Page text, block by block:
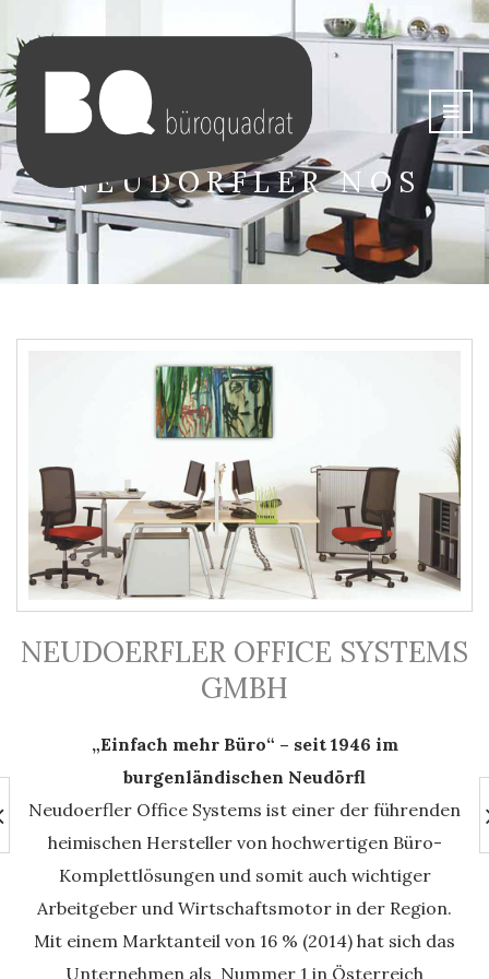
NEUDÖRFLER NOS
NEUDOERFLER OFFICE SYSTEMS
GMBH
„Einfach mehr Büro“ – seit 1946 im
burgenländischen Neudörfl
Neudoerfler Office Systems ist einer der führenden
heimischen Hersteller von hochwertigen Büro-
Komplettlösungen und somit auch wichtiger
Arbeitgeber und Wirtschaftsmotor in der Region.
Mit einem Marktanteil von 16 % (2014) hat sich das
Unternehmen als Nummer 1 in Österreich